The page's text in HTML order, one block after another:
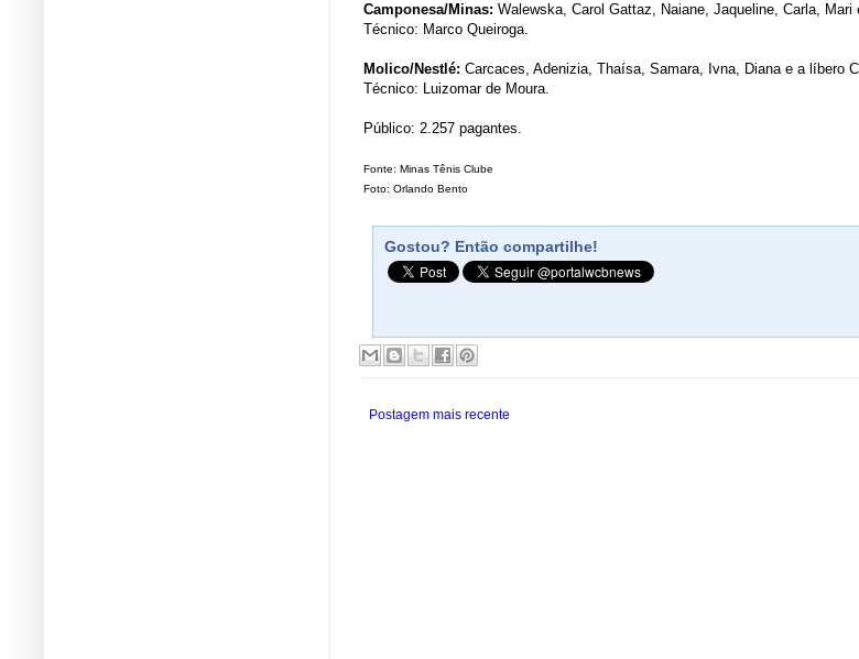
Camponesa/Minas: Walewska, Carol Gattaz, Naiane, Jaqueline, Carla,
Técnico: Marco Queiroga.
Molico/Nestlé: Carcaces, Adenizia, Thaísa, Samara, Ivna, Diana e a líbero
Técnico: Luizomar de Moura.
Público: 2.257 pagantes.
Fonte: Minas Tênis Clube
Foto: Orlando Bento
Gostou? Então compartilhe!
Postagem mais recente